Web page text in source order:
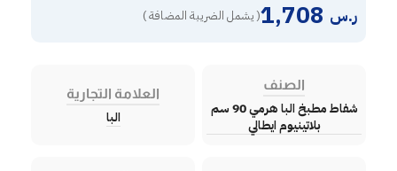
ر.س ( يشمل الضريبة المضافة )
الصنف
شفاط مطبخ البا هرمي 90 سم
بلاتينيوم ايطالي
العلامة التجارية
البا